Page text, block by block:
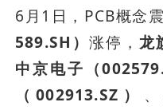
6月1日，PCB概念
589.SH） 涨停， 龙
中京电子（
（002913.SZ） 、